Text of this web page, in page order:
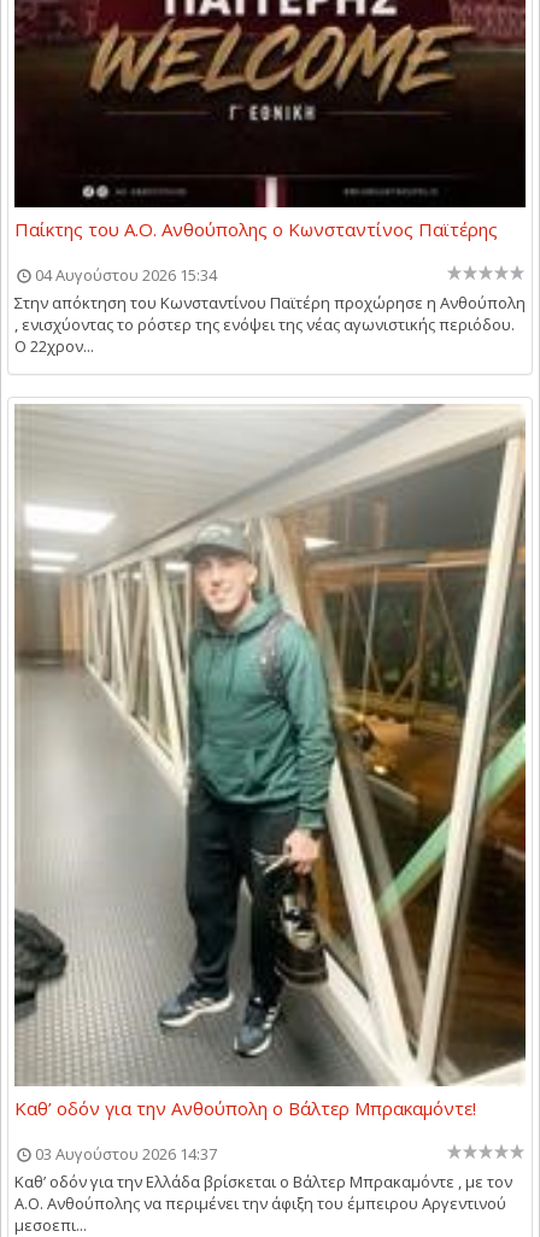
Παίκτης του Α.Ο. Ανθούπολης ο Κωνσταντίνος Παϊτέρης
04 Αυγούστου 2026 15:34
Στην απόκτηση του Κωνσταντίνου Παϊτέρη προχώρησε η Ανθούπολη
, ενισχύοντας το ρόστερ της ενόψει της νέας αγωνιστικής περιόδου.
Ο 22χρον...
Καθ’ οδόν για την Ανθούπολη ο Βάλτερ Μπρακαμόντε!
03 Αυγούστου 2026 14:37
Καθ’ οδόν για την Ελλάδα βρίσκεται ο Βάλτερ Μπρακαμόντε , με τον
Α.Ο. Ανθούπολης να περιμένει την άφιξη του έμπειρου Αργεντινού
μεσοεπι...